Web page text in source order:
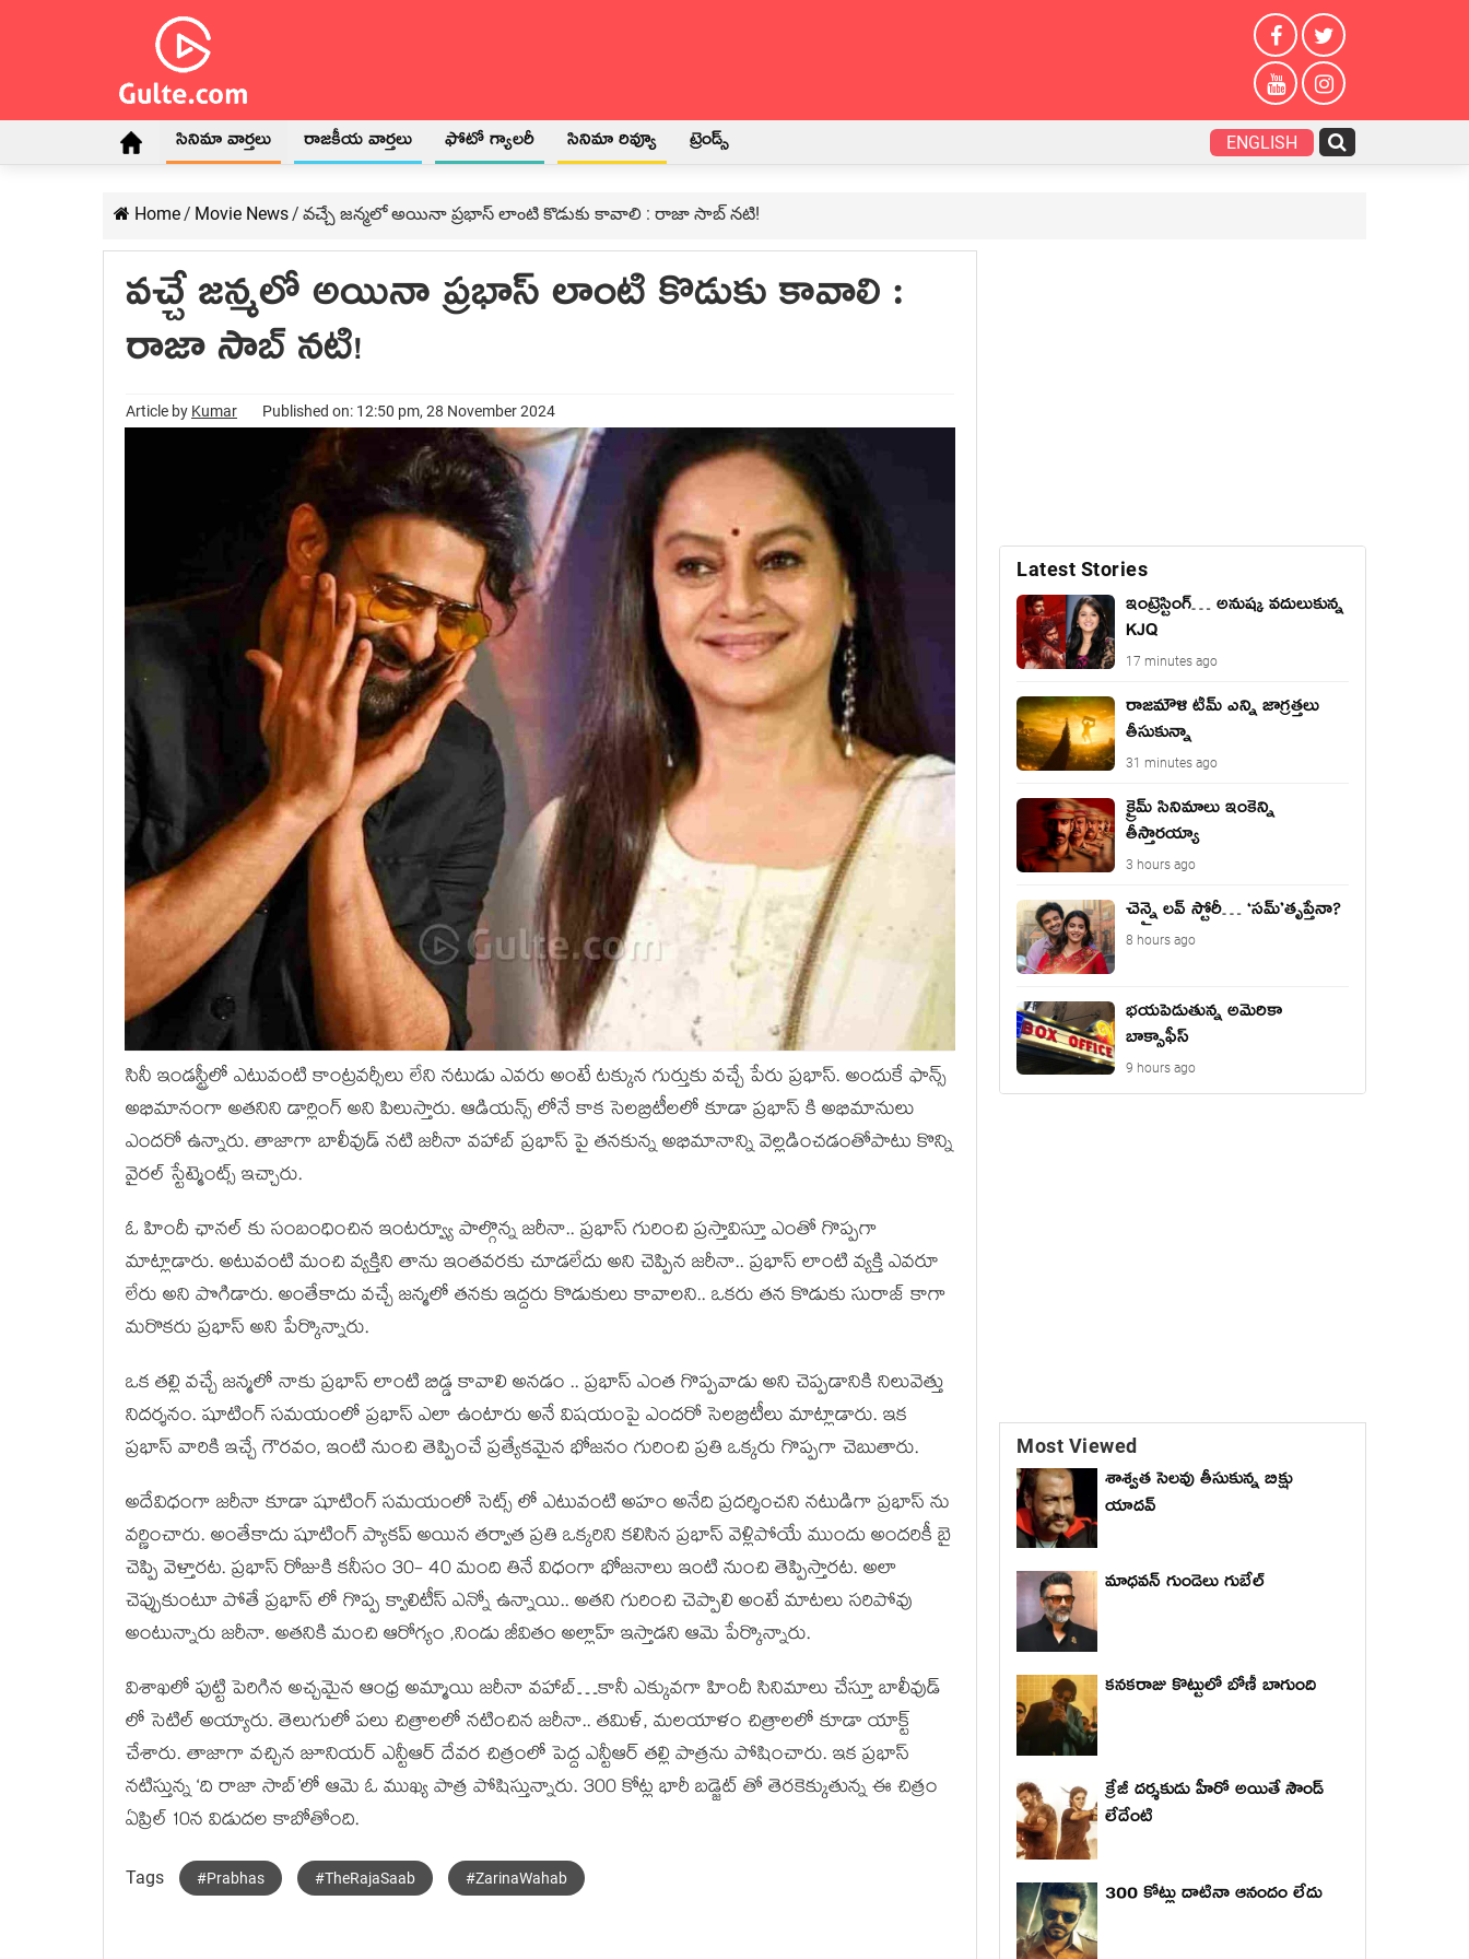
సినిమా వార్తలు రాజకీయ వార్తలు ఫోటో గ్యాలరీ సినిమా రివ్యూ ట్రెండ్స్ ENGLISH
Home/ Movie News/ వచ్చే జన్మలో అయినా ప్రభాస్ లాంటి కొడుకు కావాలి : రాజా సాబ్ నటి!
వచ్చే జన్మలో అయినా ప్రభాస్ లాంటి కొడుకు కావాలి :
రాజా సాబ్ నటి!
Article by Kumar Published on: 12:50 pm, 28 November 2024
సినీ ఇండస్ట్రీలో ఎటువంటి కాంట్రవర్సీలు లేని నటుడు ఎవరు అంటే టక్కున గుర్తుకు వచ్చే పేరు ప్రభాస్. అందుకే ఫాన్స్
అభిమానంగా అతనిని డార్లింగ్ అని పిలుస్తారు. ఆడియన్స్ లోనే కాక సెలబ్రిటీలలో కూడా ప్రభాస్ కి అభిమానులు
ఎందరో ఉన్నారు. తాజాగా బాలీవుడ్ నటి జరీనా వహాబ్ ప్రభాస్ పై తనకున్న అభిమానాన్ని వెల్లడించడంతోపాటు కొన్ని
వైరల్ స్టేట్మెంట్స్ ఇచ్చారు.
ఓ హిందీ ఛానల్ కు సంబంధించిన ఇంటర్వ్యూ పాల్గొన్న జరీనా.. ప్రభాస్ గురించి ప్రస్తావిస్తూ ఎంతో గొప్పగా
మాట్లాడారు. అటువంటి మంచి వ్యక్తిని తాను ఇంతవరకు చూడలేదు అని చెప్పిన జరీనా.. ప్రభాస్ లాంటి వ్యక్తి ఎవరూ
లేరు అని పొగిడారు. అంతేకాదు వచ్చే జన్మలో తనకు ఇద్దరు కొడుకులు కావాలని.. ఒకరు తన కొడుకు సురాజ్ కాగా
మరొకరు ప్రభాస్ అని పేర్కొన్నారు.
ఒక తల్లి వచ్చే జన్మలో నాకు ప్రభాస్ లాంటి బిడ్డ కావాలి అనడం .. ప్రభాస్ ఎంత గొప్పవాడు అని చెప్పడానికి నిలువెత్తు
నిదర్శనం. షూటింగ్ సమయంలో ప్రభాస్ ఎలా ఉంటారు అనే విషయంపై ఎందరో సెలబ్రిటీలు మాట్లాడారు. ఇక
ప్రభాస్ వారికి ఇచ్చే గౌరవం, ఇంటి నుంచి తెప్పించే ప్రత్యేకమైన భోజనం గురించి ప్రతి ఒక్కరు గొప్పగా చెబుతారు.
అదేవిధంగా జరీనా కూడా షూటింగ్ సమయంలో సెట్స్ లో ఎటువంటి అహం అనేది ప్రదర్శించని నటుడిగా ప్రభాస్ ను
వర్ణించారు. అంతేకాదు షూటింగ్ ప్యాకప్ అయిన తర్వాత ప్రతి ఒక్కరిని కలిసిన ప్రభాస్ వెళ్లిపోయే ముందు అందరికీ బై
చెప్పి వెళ్తారట. ప్రభాస్ రోజుకి కనీసం 30- 40 మంది తినే విధంగా భోజనాలు ఇంటి నుంచి తెప్పిస్తారట. అలా
చెప్పుకుంటూ పోతే ప్రభాస్ లో గొప్ప క్వాలిటీస్ ఎన్నో ఉన్నాయి.. అతని గురించి చెప్పాలి అంటే మాటలు సరిపోవు
అంటున్నారు జరీనా. అతనికి మంచి ఆరోగ్యం ,నిండు జీవితం అల్లాహ్ ఇస్తాడని ఆమె పేర్కొన్నారు.
విశాఖలో పుట్టి పెరిగిన అచ్చమైన ఆంధ్ర అమ్మాయి జరీనా వహాబ్…కానీ ఎక్కువగా హిందీ సినిమాలు చేస్తూ బాలీవుడ్
లో సెటిల్ అయ్యారు. తెలుగులో పలు చిత్రాలలో నటించిన జరీనా.. తమిళ్, మలయాళం చిత్రాలలో కూడా యాక్ట్
చేశారు. తాజాగా వచ్చిన జూనియర్ ఎన్టీఆర్ దేవర చిత్రంలో పెద్ద ఎన్టీఆర్ తల్లి పాత్రను పోషించారు. ఇక ప్రభాస్
నటిస్తున్న ‘ది రాజా సాబ్’లో ఆమె ఓ ముఖ్య పాత్ర పోషిస్తున్నారు. 300 కోట్ల భారీ బడ్జెట్ తో తెరకెక్కుతున్న ఈ చిత్రం
ఏప్రిల్ 10న విడుదల కాబోతోంది.
Tags #Prabhas #TheRajaSaab #ZarinaWahab
Latest Stories
ఇంట్రెస్టింగ్… అనుష్క వదులుకున్న
KJQ
17 minutes ago
రాజమౌళి టీమ్ ఎన్ని జాగ్రత్తలు
తీసుకున్నా
31 minutes ago
క్రైమ్ సినిమాలు ఇంకెన్ని
తీస్తారయ్యా
3 hours ago
చెన్నై లవ్ స్టోరీ… ‘సమ్’తృప్తేనా?
8 hours ago
భయపెడుతున్న అమెరికా
బాక్సాఫీస్
9 hours ago
Most Viewed
శాశ్వత సెలవు తీసుకున్న బిక్షు
యాదవ్
మాధ‌వ‌న్ గుండెలు గుబేల్‌
కనకరాజు కొట్టులో బోణీ బాగుంది
క్రేజీ దర్శకుడు హీరో అయితే సౌండ్
లేదేంటి
300 కోట్లు దాటినా ఆనందం లేదు